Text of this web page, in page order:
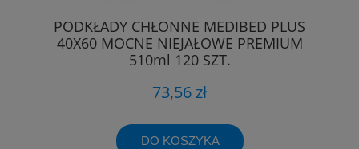
PODKŁADY CHŁONNE MEDIBED PLUS
40X60 MOCNE NIEJAŁOWE PREMIUM
510ml 120 SZT.
73,56 zł
DO KOSZYKA